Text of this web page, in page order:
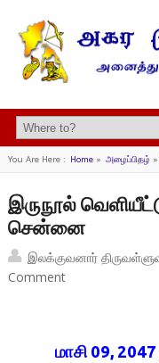
You Are Here : Home» அழைப்பிதழ் »
இருநூல்
சென்னை
இலக்குவனார்
Comment
மாசி 09,